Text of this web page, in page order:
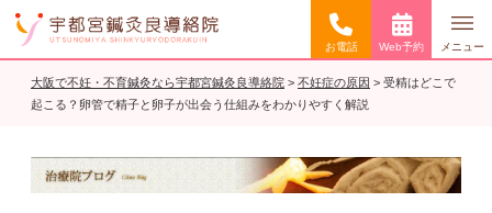
お電話 Web予約 メニュー
大阪で不妊・不育鍼灸なら宇都宮鍼灸良導絡院 > 不妊症の原因 > 受精はどこで
起こる？卵管で精子と卵子が出会う仕組みをわかりやすく解説